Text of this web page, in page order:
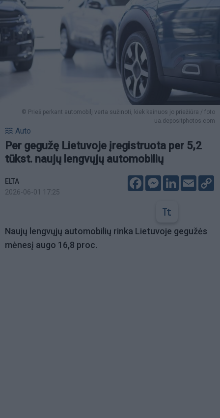
© Prieš perkant automobilį verta sužinoti, kiek kainuos jo priežiūra / foto
ua.depositphotos.com
Auto
Per gegužę Lietuvoje įregistruota per 5,2
tūkst. naujų lengvųjų automobilių
ELTA
2026-06-01 17:25
FacebookMessenger
LinkedIn
Email
Naujų lengvųjų automobilių rinka Lietuvoje gegužės
mėnesį augo 16,8 proc.